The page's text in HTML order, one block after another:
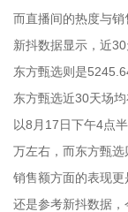
而直播间的热度与销
新抖数据显示，近
东方甄选则是
东方甄选近30天场
以8月17日下午4点
万左右，而东方甄选
销售额方面的表现更
还是参考新抖数据